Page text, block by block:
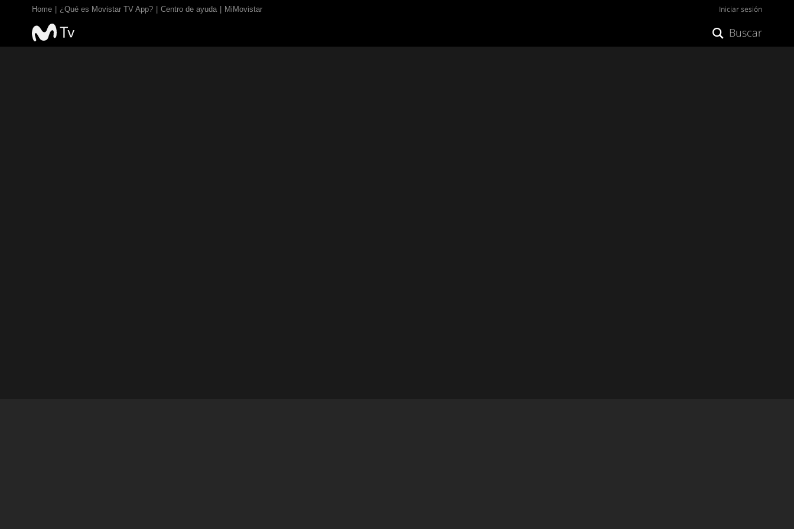
Home ¿Qué es Movistar TV App? Centro de ayuda MiMovistar Iniciar sesión
Buscar